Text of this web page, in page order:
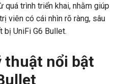
trình triển khai, nhằm giúp
viên có cái nhìn rõ ràng, sâu
bị UniFi G6 Bullet.
thuật nổi bật